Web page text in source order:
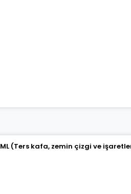
ML (Ters kafa, zemin çizgi ve